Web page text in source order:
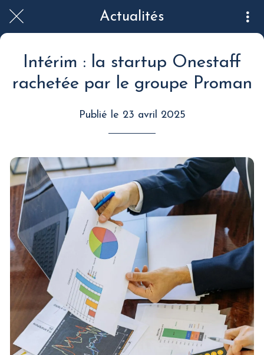
Actualités
Intérim : la startup Onestaff
rachetée par le groupe Proman
Publié le 23 avril 2025